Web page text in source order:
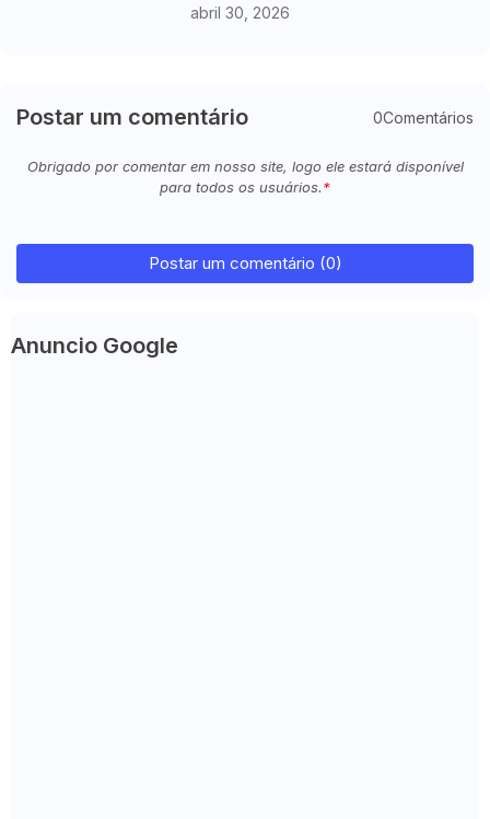
abril 30, 2026
Postar um comentário 0Comentários
Obrigado por comentar em nosso site, logo ele estará disponível
para todos os usuários.
Postar um comentário (0)
Anuncio Google